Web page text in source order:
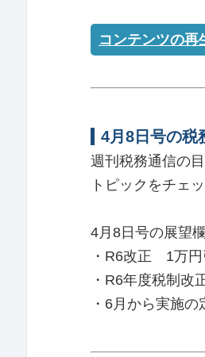
コンテンツの再
4月8日号の税
週刊税務通信の
トピックをチェ
4月8日号の展望
・R6改正 1万円
・R6年度税制
・6月から実施